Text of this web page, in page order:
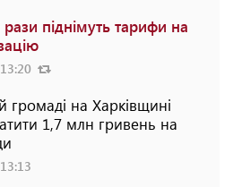
піднімуть тарифи на
громаді на Харківщині
1,7 млн гривень на